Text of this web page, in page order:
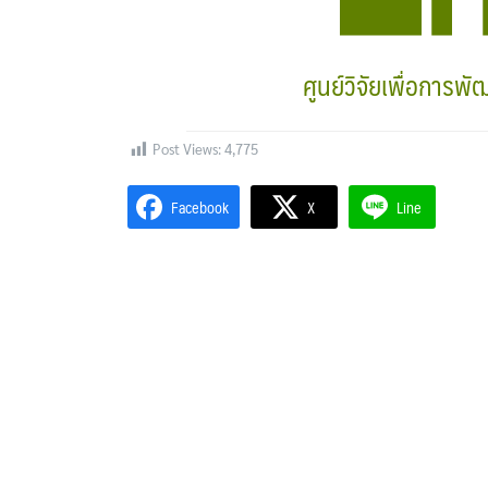
ศูนย์วิจัยเพื่อการพั
Post Views:4,775
Facebook X Line